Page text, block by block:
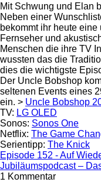
Mit Schwung und Elan
Neben einer
bekommt ihr heute
Fernseher und
Menschen die ihre TV
wussten das die
dies die wichtigste
Der Uncle Bobshop
seltenen Events eines
ein. > Uncle Bobshop
TV: LG OLED
Sonos: Sonos One
Netflix: The Game
Serientipp: The Knick
Episode 152 - Auf
Jubiläumspodcast –
1 Kommentar